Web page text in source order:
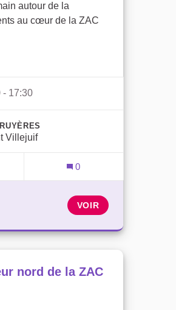
autour de la
au cœur de la ZAC
- 17:30
Villejuif
0
VOIR
nord de la ZAC